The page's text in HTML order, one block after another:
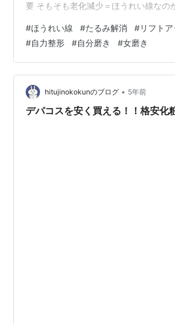
要 そもそも老化減少＝ほうれい線なの
ッドリフト（糸リフト）について 糸リ
ると顔はどうなる？副作用、デメリッ
れい線を解消する方法 お顔のゆがみが
も深くなる？！ 蝶けい骨（ちょうけい
を消したいのなら分析が重要 自分の顔
れい線が片方だけ…
#ほうれい線 #たるみ解消 #リフト
#自力整形 #自分磨き #女磨き
hitujinokokunのブログ • 5年前
デパコスを安く買える！！格安化